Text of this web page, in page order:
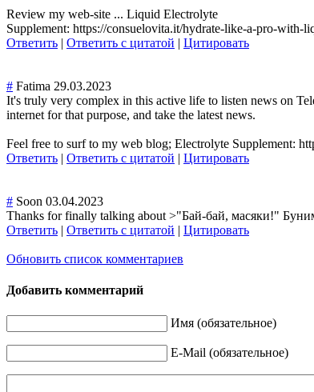
Review my web-site ... Liquid Electrolyte
Supplement: https://consuelovita.it/hydrate-like-a-pro-
Ответить | Ответить с цитатой | Цитировать
# Fatima 29.03.2023
It's truly very complex in this active life to listen news on
internet for that purpose, and take the latest news.
Feel free to surf to my web blog; Electrolyte Supplement:
Ответить | Ответить с цитатой | Цитировать
# Soon 03.04.2023
Thanks for finally talking about >"Бай-бай, масяки!"
Ответить | Ответить с цитатой | Цитировать
Обновить список комментариев
Добавить комментарий
Имя (обязательное)
E-Mail (обязательное)